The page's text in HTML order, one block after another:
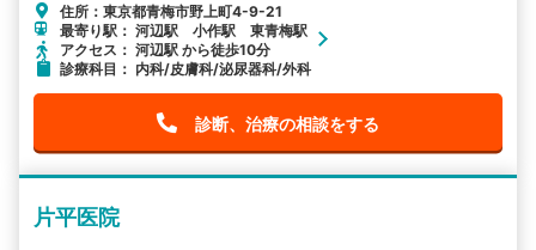
住所：東京都青梅市野上町4-9-21
最寄り駅： 河辺駅 小作駅 東青梅駅
アクセス： 河辺駅 から徒歩10分
診療科目： 内科/皮膚科/泌尿器科/外科
診断、治療の相談をする
片平医院